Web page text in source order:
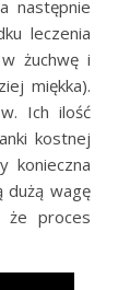
następnie
leczenia
żuchwę i
miękka).
Ich ilość
kostnej
konieczna
dużą wagę
że proces